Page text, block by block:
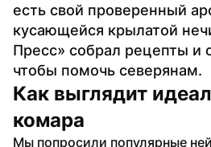
есть свой проверенный
кусающейся крылатой
Пресс» собрал рецепты и
чтобы помочь северянам.
Как выглядит
комара
Мы попросили популярные